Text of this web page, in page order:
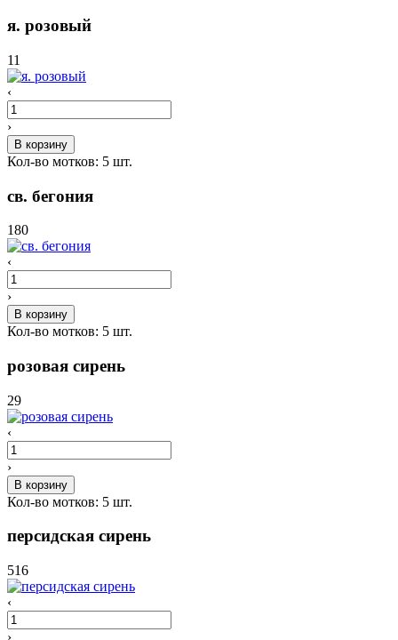
я. розовый
11
‹
›
В корзину
Кол-во мотков: 5 шт.
св. бегония
180
‹
›
В корзину
Кол-во мотков: 5 шт.
розовая сирень
29
‹
›
В корзину
Кол-во мотков: 5 шт.
персидская сирень
516
‹